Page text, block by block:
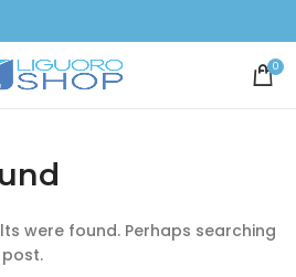
0
were found. Perhaps searching